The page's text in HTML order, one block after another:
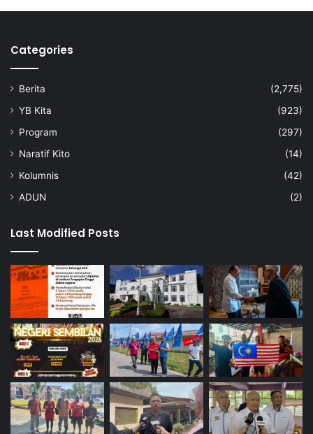
Categories
Berita
(2,775)
YB Kita
(923)
Program
(297)
Naratif Kito
(14)
Kolumnis
(42)
ADUN
(2)
Last Modified Posts